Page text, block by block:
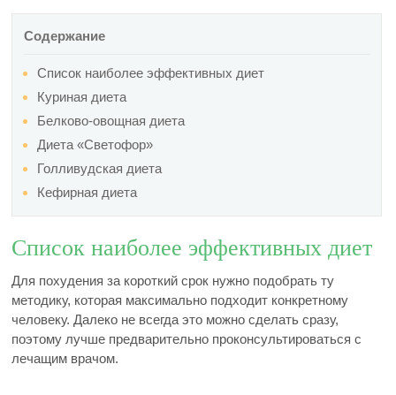
Содержание
Список наиболее эффективных диет
Куриная диета
Белково-овощная диета
Диета «Светофор»
Голливудская диета
Кефирная диета
Список наиболее эффективных диет
Для похудения за короткий срок нужно подобрать ту
методику, которая максимально подходит конкретному
человеку. Далеко не всегда это можно сделать сразу,
поэтому лучше предварительно проконсультироваться с
лечащим врачом.